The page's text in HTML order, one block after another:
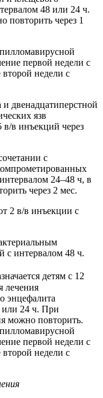
48 или 24 ч.
повторить через 1
первой недели с
недели с
двенадцатиперстной
язв
в инъекций через
с
24–48 ч, в
через 2 мес.
2 в/в инъекции с
с интервалом 48 ч.
детям с 12
лечения
энцефалита
или 24 ч. При
можно повторить.
первой недели с
недели с